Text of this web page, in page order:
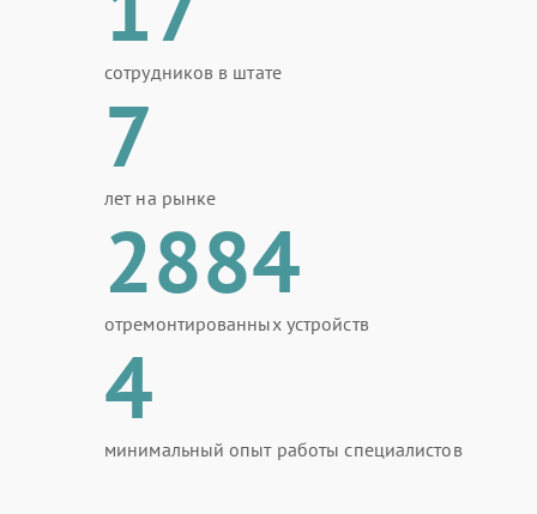
сотрудников в штате
7
лет на рынке
2884
отремонтированных устройств
4
минимальный опыт работы специалистов